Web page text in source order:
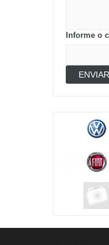
Informe o
ENVIAR